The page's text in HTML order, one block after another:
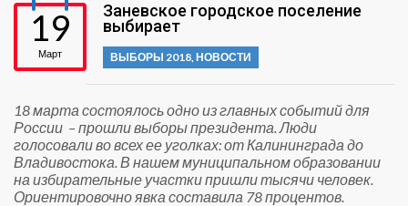
19
Март
Заневское городское поселение
выбирает
ВЫБОРЫ 2018,НОВОСТИ
18 марта состоялось одно из главных событий для
России – прошли выборы президента. Люди
голосовали во всех ее уголках: от Калининграда до
Владивостока. В нашем муниципальном образовании
на избирательные участки пришли тысячи человек.
Ориентировочно явка составила 78 процентов.